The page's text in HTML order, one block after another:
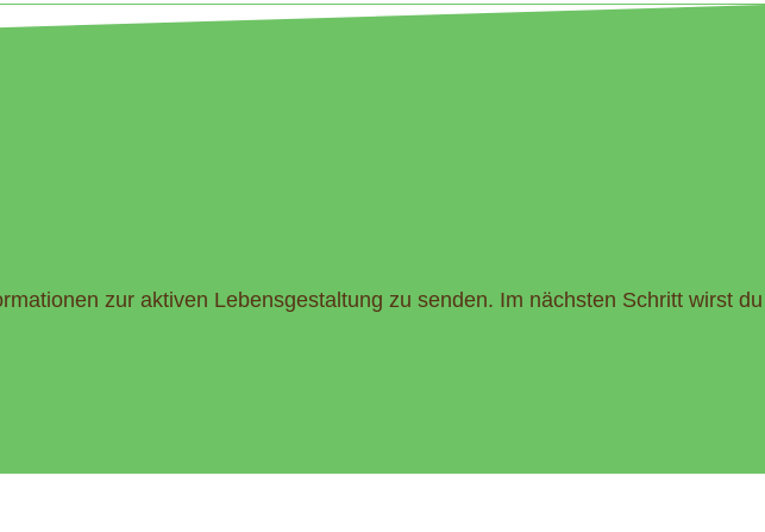
zur aktiven Lebensgestaltung zu senden. Im nächsten Schritt wirst du